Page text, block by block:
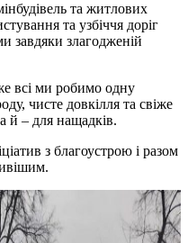
та житлових
та узбіччя доріг
завдяки злагодженій
всі ми робимо одну
чисте довкілля та свіже
й – для нащадків.
з благоустрою і разом